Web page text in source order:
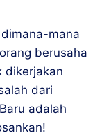
mana
berusaha
dikerjakan
dari
adalah